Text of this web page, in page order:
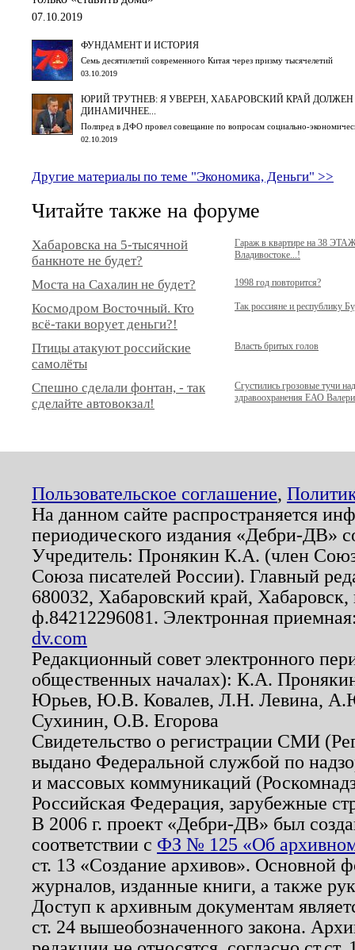
07.10.2019
ФУНДАМЕНТ И ИСТОРИЯ
Семь десятилетий современного Китая через призму тысячелетий
03.10.2019
ЮРИЙ ТРУТНЕВ: Я УВЕРЕН, ХАБАРОВСКИЙ КРАЙ ДОЛЖЕН
ДИНАМИЧНЕЕ...
Полпред в ДФО провел совещание по вопросам социально-
02.10.2019
Другие материалы по теме "Экономика, Деньги" >>
Читайте также на форуме
Хабаровска на 5-тысячной
банкноте не будет?
Гараж в квартире на 38
Владивостоке...!
Моста на Сахалин не будет? 1998 год повторится?
Космодром Восточный. Кто
всё-таки ворует деньги?!
Так россияне и республику
Птицы атакуют российские
самолёты
Власть бритых голов
Спешно сделали фонтан, - так
сделайте автовокзал!
Сгустились грозовые тучи
здравоохранения ЕАО
Пользовательское соглашение,
На данном сайте распространяется
периодического издания «Дебри-ДВ»
Учредитель: Пронякин К.А. (член
Союза писателей России). Главный
680032, Хабаровский край,
ф.84212296081. Электронная
dv.com
Редакционный совет электронного
общественных началах): К.А.
Юрьев, Ю.В. Ковалев, Л.Н. Левина,
Сухинин, О.В. Егорова
Свидетельство о регистрации СМИ
выдано Федеральной службой по
и массовых коммуникаций
Российская Федерация, зарубежные
В 2006 г. проект «Дебри-ДВ» был
соответствии с ФЗ № 125 «Об
ст. 13 «Создание архивов». Основной
журналов, изданные книги, а также
Доступ к архивным документам
ст. 24 вышеобозначенного закона.